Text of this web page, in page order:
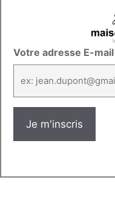
Votre adresse E-mail